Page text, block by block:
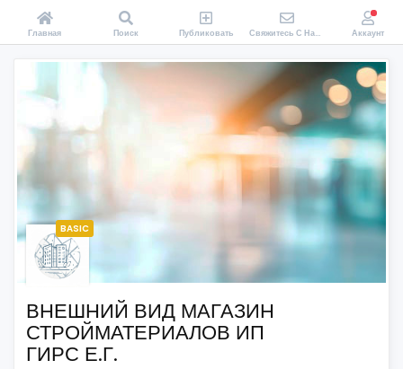
BASIC
ВНЕШНИЙ ВИД МАГАЗИН
СТРОЙМАТЕРИАЛОВ ИП
ГИРС Е.Г.
Главная Поиск Публиковать Свяжитесь С Нами Аккаунт